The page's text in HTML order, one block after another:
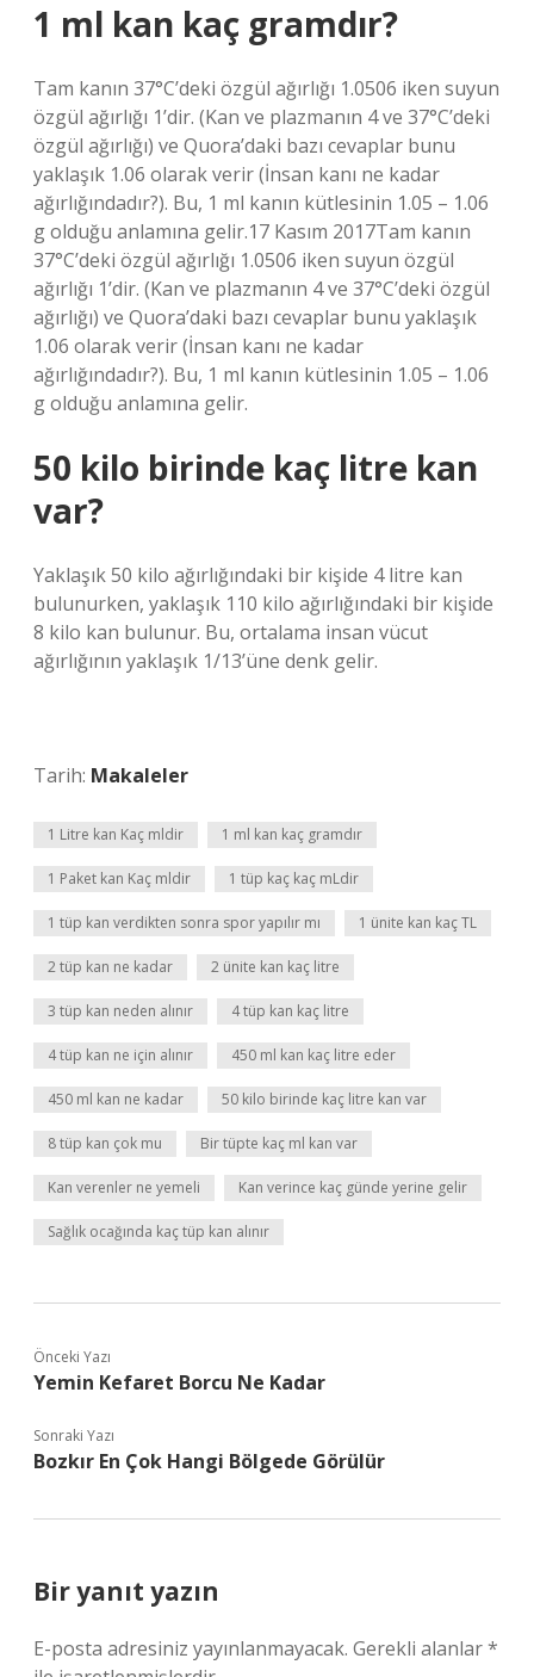
1 ml kan kaç gramdır?
Tam kanın 37°C’deki özgül ağırlığı 1.0506 iken suyun
özgül ağırlığı 1’dir. (Kan ve plazmanın 4 ve 37°C’deki
özgül ağırlığı) ve Quora’daki bazı cevaplar bunu
yaklaşık 1.06 olarak verir (İnsan kanı ne kadar
ağırlığındadır?). Bu, 1 ml kanın kütlesinin 1.05 – 1.06
g olduğu anlamına gelir.17 Kasım 2017Tam kanın
37°C’deki özgül ağırlığı 1.0506 iken suyun özgül
ağırlığı 1’dir. (Kan ve plazmanın 4 ve 37°C’deki özgül
ağırlığı) ve Quora’daki bazı cevaplar bunu yaklaşık
1.06 olarak verir (İnsan kanı ne kadar
ağırlığındadır?). Bu, 1 ml kanın kütlesinin 1.05 – 1.06
g olduğu anlamına gelir.
50 kilo birinde kaç litre kan
var?
Yaklaşık 50 kilo ağırlığındaki bir kişide 4 litre kan
bulunurken, yaklaşık 110 kilo ağırlığındaki bir kişide
8 kilo kan bulunur. Bu, ortalama insan vücut
ağırlığının yaklaşık 1/13’üne denk gelir.
Tarih: Makaleler
1 Litre kan Kaç mldir 1 ml kan kaç gramdır
1 Paket kan Kaç mldir 1 tüp kaç kaç mLdir
1 tüp kan verdikten sonra spor yapılır mı 1 ünite kan kaç TL
2 tüp kan ne kadar 2 ünite kan kaç litre
3 tüp kan neden alınır 4 tüp kan kaç litre
4 tüp kan ne için alınır 450 ml kan kaç litre eder
450 ml kan ne kadar 50 kilo birinde kaç litre kan var
8 tüp kan çok mu Bir tüpte kaç ml kan var
Kan verenler ne yemeli Kan verince kaç günde yerine gelir
Sağlık ocağında kaç tüp kan alınır
Önceki Yazı
Yemin Kefaret Borcu Ne Kadar
Sonraki Yazı
Bozkır En Çok Hangi Bölgede Görülür
Bir yanıt yazın
E-posta adresiniz yayınlanmayacak. Gerekli alanlar*